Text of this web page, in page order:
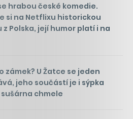
hrabou české komedie.
si na Netflixu historickou
z Polska, její humor platí i na
zámek? U Žatce se jeden
jeho součástí je i sýpka
chmele